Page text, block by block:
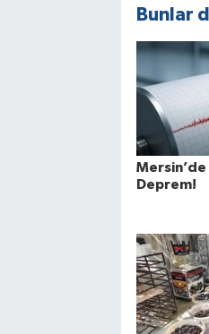
Bunlar
Deprem!